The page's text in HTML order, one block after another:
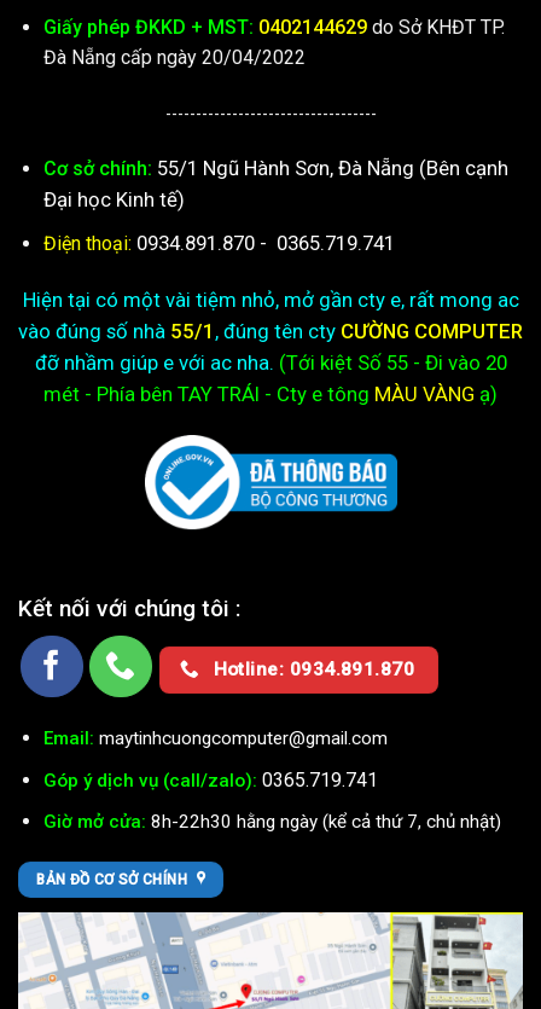
Giấy phép ĐKKD + MST: 0402144629do Sở KHĐT TP.
Đà Nẵng cấp ngày 20/04/2022
-----------------------------------
Cơ sở chính: 55/1 Ngũ Hành Sơn, Đà Nẵng (Bên cạnh
Đại học Kinh tế)
Điện thoại: 0934.891.870 - 0365.719.741
Hiện tại có một vài tiệm nhỏ, mở gần cty e, rất mong ac
vào đúng số nhà 55/1 , đúng tên cty CƯỜNG COMPUTER
đỡ nhầm giúp e với ac nha. (Tới kiệtSố 55 - Đi vào 20
mét - Phía bên TAY TRÁI - Cty e tông MÀU VÀNG ạ)
Kết nối với chúng tôi :
Hotline: 0934.891.870
Email: maytinhcuongcomputer@gmail.com
Góp ý dịch vụ (call/zalo): 0365.719.741
Giờ mở cửa: 8h-22h30 hằng ngày (kể cả thứ 7, chủ nhật)
BẢN ĐỒ CƠ SỞ CHÍNH